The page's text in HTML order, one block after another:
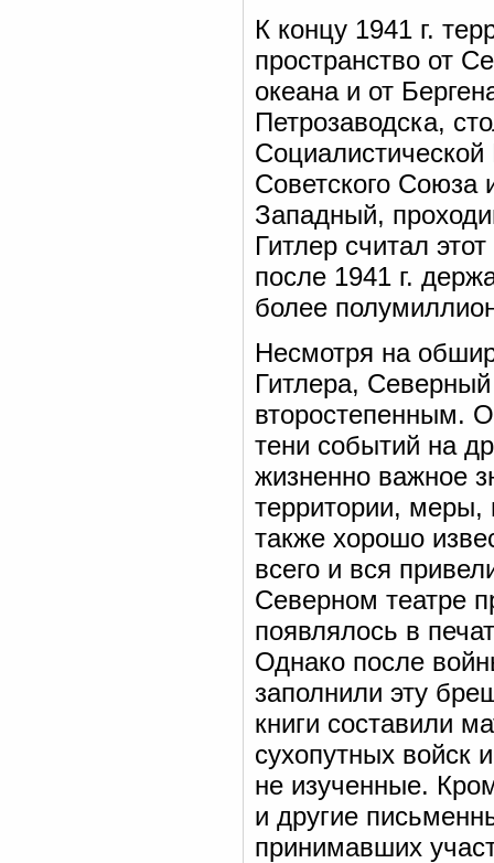
К концу 1941 г.
пространство от
океана и от
Петрозаводска,
Советского Союза
Западный,
Гитлер считал
после 1941 г.
более
Несмотря на
Гитлера,
второстепенным.
тени событий на
жизненно важное
территории, меры,
также хорошо
всего и вся
Северном театре
появлялось в
Однако после
заполнили эту
книги составили
сухопутных войск
не изученные.
и другие
принимавших